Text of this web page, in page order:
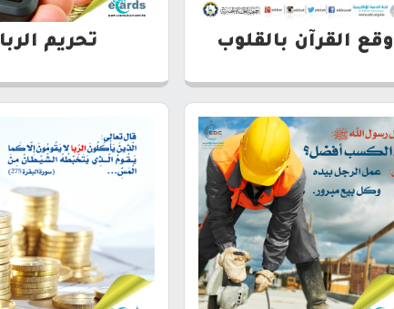
وقع القرآن بالقلوب تحريم الربا